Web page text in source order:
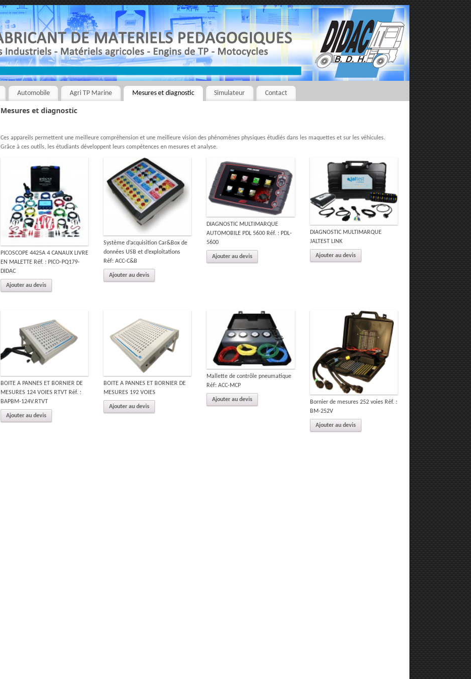
Automobile Agri TP Marine Mesures et diagnostic Simulateur Contact
Mesures et diagnostic
Ces appareils permettent une meilleure compréhension et une meilleure vision des phénomènes physiques étudiés dans les maquettes et sur les véhicules.
Grâce à ces outils, les étudiants développent leurs compétences en mesures et analyse.
PICOSCOPE 4425A 4 CANAUX LIVRE
EN MALETTE Réf. : PICO-PQ179-
DIDAC
Ajouter au devis
Système d’acquisition Car&Box de
données USB et d’exploitations
Réf: ACC-C&B
Ajouter au devis
DIAGNOSTIC MULTIMARQUE
AUTOMOBILE PDL 5600 Réf. : PDL-
5600
Ajouter au devis
DIAGNOSTIC MULTIMARQUE
JALTEST LINK
Ajouter au devis
BOITE A PANNES ET BORNIER DE
MESURES 124 VOIES RTVT Réf. :
BAPBM-124V.RTVT
Ajouter au devis
BOITE A PANNES ET BORNIER DE
MESURES 192 VOIES
Ajouter au devis
Mallette de contrôle pneumatique
Réf: ACC-MCP
Ajouter au devis
Bornier de mesures 252 voies Réf. :
BM-252V
Ajouter au devis